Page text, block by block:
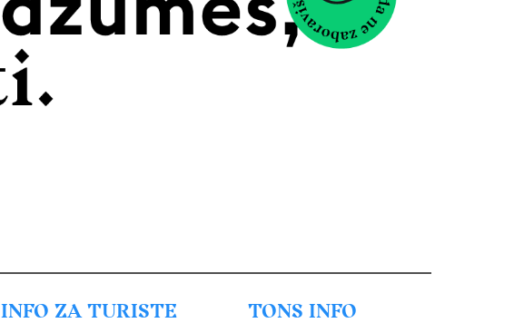
INFO ZA TURISTE TONS INFO